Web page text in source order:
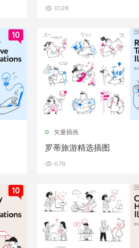
1028
矢量插画
罗蒂旅游精选插图
678